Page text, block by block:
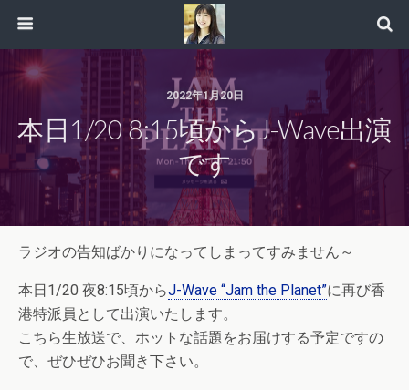
2022年1月20日
本日1/20 8:15頃からJ-Wave出演
です
ラジオの告知ばかりになってしまってすみません～
本日1/20 夜8:15頃からJ-Wave “Jam the Planet”に再び香
港特派員として出演いたします。
こちら生放送で、ホットな話題をお届けする予定ですの
で、ぜひぜひお聞き下さい。